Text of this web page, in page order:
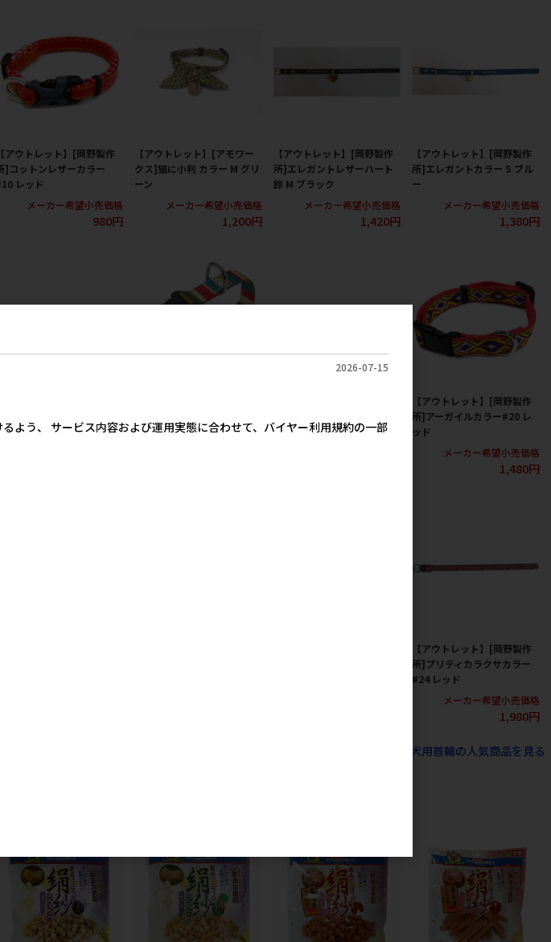
【アウトレット】[岡野製作
]コットンレザーカラー
レッド
メーカー希望小売価格
980円
【アウトレット】[アモワー
クス]猫に小判 カラー M グリ
ーン
メーカー希望小売価格
1,200円
【アウトレット】[岡野製作
所]エレガントレザーハート
鈴 M ブラック
メーカー希望小売価格
1,420円
【アウトレット】[岡野製作
所]エレガントカラー S ブル
ー
メーカー希望小売価格
1,380円
付 M
ルー
メーカー希望小売価格
【アウトレット】[岡野製作
所]アーガイルカラー#20 レ
ッド
メーカー希望小売価格
1,480円
【アウトレット】[岡野製作
所]プリティカラクサカラー
#24 レッド
メーカー希望小売価格
1,980円
すべての犬猫用品 犬猫アクセサリー 犬用首輪の人気商品を見る
2026-07-15
よう、 サービス内容および運用実態に合わせて、バイヤー利用規約の一部